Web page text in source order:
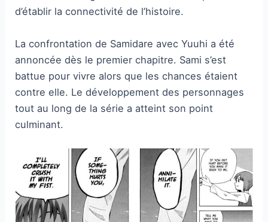
d’établir la connectivité de l’histoire.
La confrontation de Samidare avec Yuuhi a été
annoncée dès le premier chapitre. Sami s’est
battue pour vivre alors que les chances étaient
contre elle. Le développement des personnages
tout au long de la série a atteint son point
culminant.